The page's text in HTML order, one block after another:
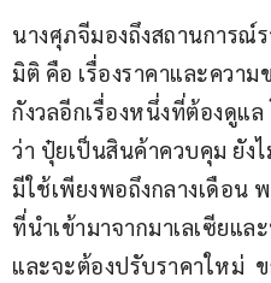
นางศุภจีมองถึงสถานการณ์
มิติ คือ เรื่องราคาและควา
กังวลอีกเรื่องหนึ่งที่ต้องดูแ
ว่า ปุ๋ยเป็นสินค้าควบคุม ยัง
มีใช้เพียงพอถึงกลางเดือน
ที่นำเข้ามาจากมาเลเซียแ
และจะต้องปรับราคาใหม่